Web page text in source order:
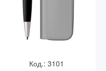
Код.: 3101